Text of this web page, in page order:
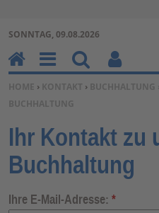
Zum
SONNTAG, 09.08.2026
SIE BEFINDEN SICH HIER:
HOME › KONTAKT › BUCHHALTUNG
BUCHHALTUNG
Ihr Kontakt zu
Buchhaltung
Ihre E-Mail-Adresse: *
H
o
m
e
M
en
u
Su
ch
en
Be
nu
erf
un
kti
en